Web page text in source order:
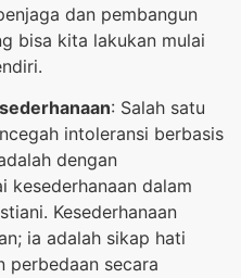
dan pembangun
bisa kita lakukan mulai
: Salah satu
intoleransi berbasis
dengan
kesederhanaan dalam
Kesederhanaan
ia adalah sikap hati
perbedaan secara